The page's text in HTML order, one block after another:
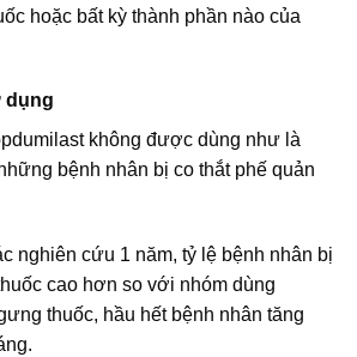
hoặc bất kỳ thành phần nào của
dụng
không được dùng như là
bệnh nhân bị co thắt phế quản
nghiên cứu 1 năm, tỷ lệ bệnh nhân bị
cao hơn so với nhóm dùng
thuốc, hầu hết bệnh nhân tăng